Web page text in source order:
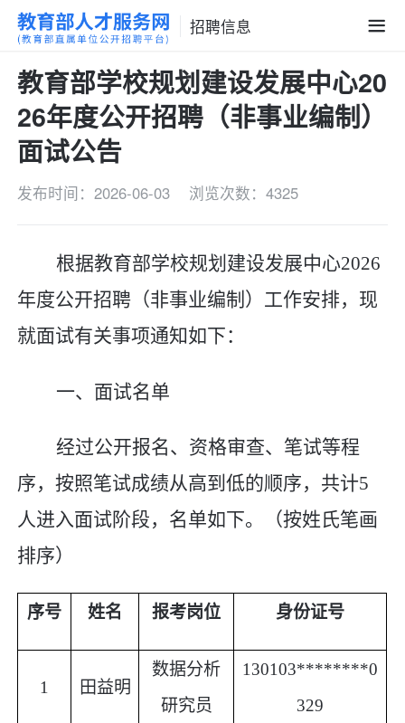
招聘信息
教育部学校规划建设发展中心20
26年度公开招聘（非事业编制）
面试公告
发布时间：2026-06-03 浏览次数：4325
根据教育部学校规划建设发展中心2026
年度公开招聘（非事业编制）工作安排，现
就面试有关事项通知如下：
一、面试名单
经过公开报名、资格审查、笔试等程
序，按照笔试成绩从高到低的顺序，共计5
人进入面试阶段，名单如下。（按姓氏笔画
排序）
序号 姓名 报考岗位 身份证号
1 田益明
数据分析
研究员
130103********0
329